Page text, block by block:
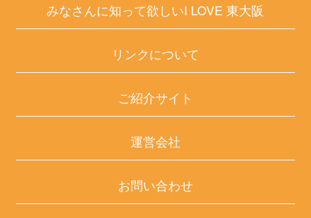
みなさんに知って欲しいI LOVE 東大阪
リンクについて
ご紹介サイト
運営会社
お問い合わせ